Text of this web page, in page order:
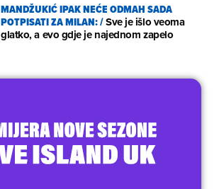
MANDŽUKIĆ IPAK NEĆE ODMAH SADA
POTPISATI ZA MILAN:/Sve je išlo veoma
glatko, a evo gdje je najednom zapelo